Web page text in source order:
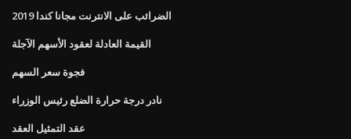
الضرائب على الانترنت مجانا كندا 2019
القيمة العادلة لعقود الأسهم الآجلة
فجوة سعر السهم
نادر درجة حرارة الضلع رئيس الوزراء
عقد التمثيل العقد